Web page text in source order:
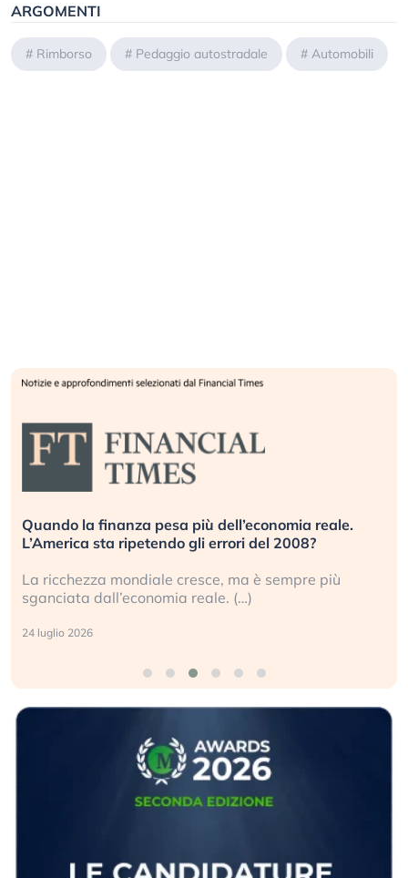
ARGOMENTI
# Rimborso # Pedaggio autostradale # Automobili
Quando la finanza pesa più dell’economia reale.
L’America sta ripetendo gli errori del 2008?
La ricchezza mondiale cresce, ma è sempre più
sganciata dall’economia reale. (…)
24 luglio 2026